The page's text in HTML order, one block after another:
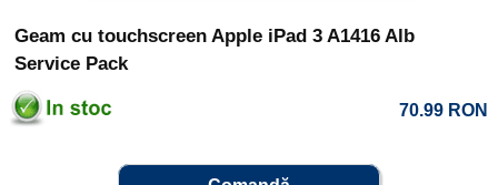
Geam cu touchscreen Apple iPad 3 A1416 Alb
Service Pack
70.99 RON